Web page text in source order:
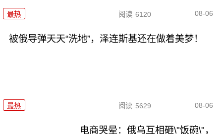
最热 阅读 6120 08-06
被俄导弹天天“洗地”，泽连斯基还在做着美梦！
最热 阅读 5629 08-06
电商哭晕：俄乌互相砸\"饭碗\"，